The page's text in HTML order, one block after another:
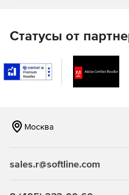
Статусы от
Москва
sales.r@softline.com